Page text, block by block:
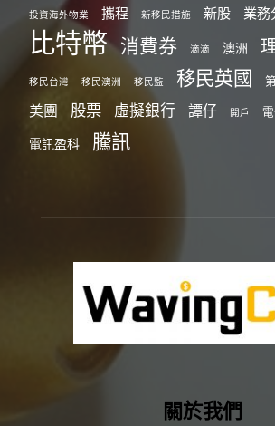
投資海外物業 攜程 新移民措施 新股 業務
比特幣 消費券 滴滴 澳洲
移民台灣 移民澳洲 移民監 移民英國
美團 股票 虛擬銀行 譚仔 開戶
電訊盈科 騰訊
關於我們